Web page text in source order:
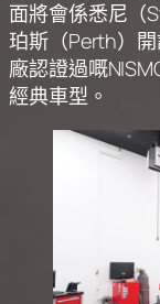
面將會係悉尼（
珀斯（Perth）
廠認證過嘅
經典車型。